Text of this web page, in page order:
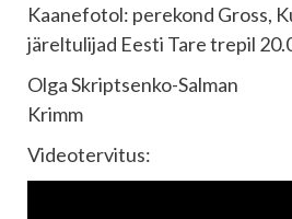
Kaanefotol: perekond Gross,
järeltulijad Eesti Tare trepil
Olga Skriptsenko-Salman
Krimm
Videotervitus: